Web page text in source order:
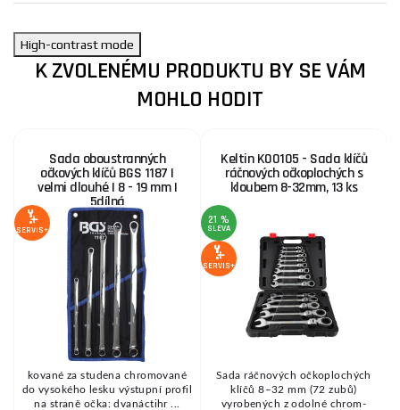
High-contrast mode
K ZVOLENÉMU PRODUKTU BY SE VÁM
MOHLO HODIT
Sada oboustranných
očkových klíčů BGS 1187 |
velmi dlouhé | 8 - 19 mm |
5dílná
SERVIS+
kované za studena chromované
do vysokého lesku výstupní profil
na straně očka: dvanáctihr ...
Keltin K00105 - Sada klíčů
ráčnových očkoplochých s
kloubem 8-32mm, 13 ks
21 %
SLEVA
SERVIS+
Sada ráčnových očkoplochých
klíčů 8–32 mm (72 zubů)
vyrobených z odolné chrom-